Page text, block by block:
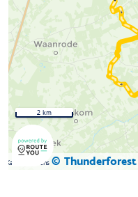
Kaartgegevens © Thunderforest
2 km